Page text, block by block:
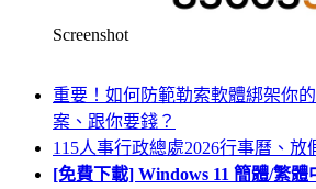
Screenshot
重要！如何防範勒索軟體綁架你
案、跟你要錢？
115人事行政總處2026行事曆、放
[免費下載] Windows 11 簡體/繁